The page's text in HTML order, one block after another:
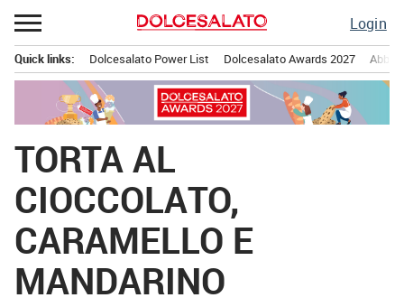
Passa
al
contenuto
Login
principale
Quick links: Dolcesalato Power List Dolcesalato Awards 2027
TORTA AL
CIOCCOLATO,
CARAMELLO E
MANDARINO